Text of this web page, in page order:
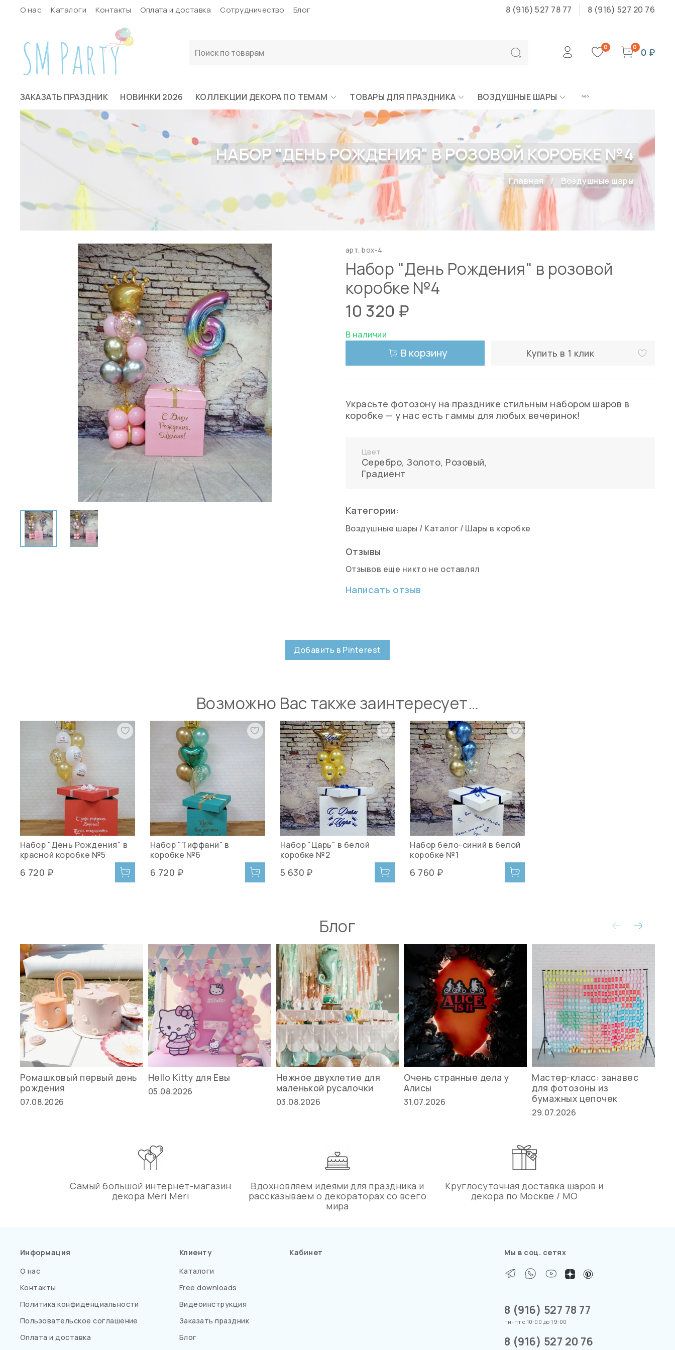
О нас Каталоги Контакты Оплата и доставка Сотрудничество Блог 8 (916) 527 78 77 8 (916) 527 20 76
0 0 0 ₽
ЗАКАЗАТЬ ПРАЗДНИК НОВИНКИ 2026 КОЛЛЕКЦИИ ДЕКОРА ПО ТЕМАМ ТОВАРЫ ДЛЯ ПРАЗДНИКА ВОЗДУШНЫЕ ШАРЫ
НАБОР "ДЕНЬ РОЖДЕНИЯ" В РОЗОВОЙ КОРОБКЕ №4
Главная Воздушные шары
арт.box-4
Набор "День Рождения" в розовой
коробке №4
10 320 ₽
В наличии
В корзину Купить в 1 клик
Украсьте фотозону на празднике стильным набором шаров в
коробке — у нас есть гаммы для любых вечеринок!
Цвет
Серебро,Золото, Розовый,
Градиент
Категории:
Воздушные шары / Каталог / Шары в коробке
Отзывы
Отзывов еще никто не оставлял
Написать отзыв
Добавить в Pinterest
Возможно Вас также заинтересует…
Набор "День Рождения" в
красной коробке №5
6 720 ₽
Набор "Тиффани" в
коробке №6
6 720 ₽
Набор "Царь" в белой
коробке №2
5 630 ₽
Набор бело-синий в белой
коробке №1
6 760 ₽
Блог
Ромашковый первый день
рождения
07.08.2026
Hello Kitty для Евы
05.08.2026
Нежное двухлетие для
маленькой русалочки
03.08.2026
Очень странные дела у
Алисы
31.07.2026
Мастер-класс: занавес
для фотозоны из
бумажных цепочек
29.07.2026
Самый большой интернет-магазин
декора Meri Meri
Вдохновляем идеями для праздника и
рассказываем о декораторах со всего
мира
Круглосуточная доставка шаров и
декора по Москве / МО
Информация
О нас
Контакты
Политика конфиденциальности
Пользовательское соглашение
Оплата и доставка
Клиенту
Каталоги
Free downloads
Видеоинструкция
Заказать праздник
Блог
Кабинет Мы в соц. сетях
8 (916) 527 78 77
пн-пт с 10:00 до 19:00
8 (916) 527 20 76